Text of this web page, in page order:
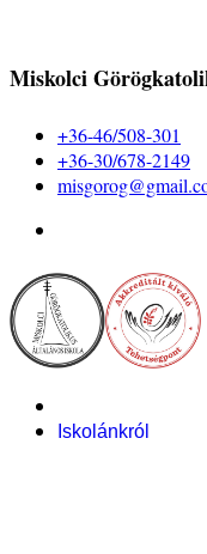
Miskolci
+36-46/508-301
+36-30/678-2149
Iskolánkról